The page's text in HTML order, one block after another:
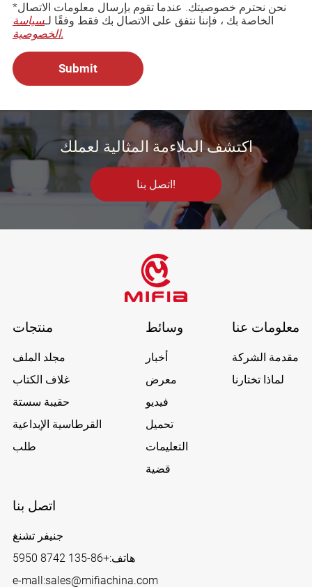
*نحن نحترم خصوصيتك. عندما تقوم بإرسال معلومات الاتصال
الخاصة بك ، فإننا نتفق على الاتصال بك فقط وفقًا لـسياسة
الخصوصية.
اكتشف الملاءمة المثالية لعملك
اتصل بنا!
منتجات
مجلد الملف
غلاف الكتاب
حقيبة سستة
القرطاسية الإبداعية
طلب
وسائط
أخبار
معرض
فيديو
تحميل
التعليمات
قضية
معلومات عنا
مقدمة الشركة
لماذا تختارنا
اتصل بنا
جنيفر تشنغ
هاتف:+86-135 8742 5950
e-mall:sales@mifiachina.com